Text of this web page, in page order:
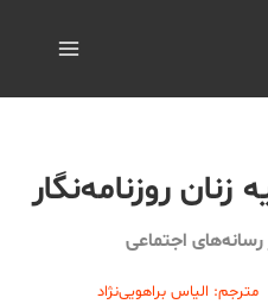
روزنامه‌نگار
رسانه‌های اجتماعی
مترجم: الیاس براهویی‌نژاد